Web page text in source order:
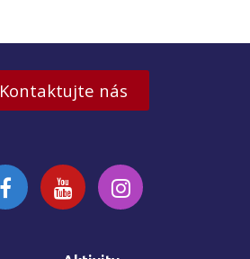
Kontaktujte nás